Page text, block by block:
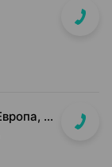
ул. Сурганова, д. 57Б-8, пом. 303 (ТЦ Европа, 3 этаж)